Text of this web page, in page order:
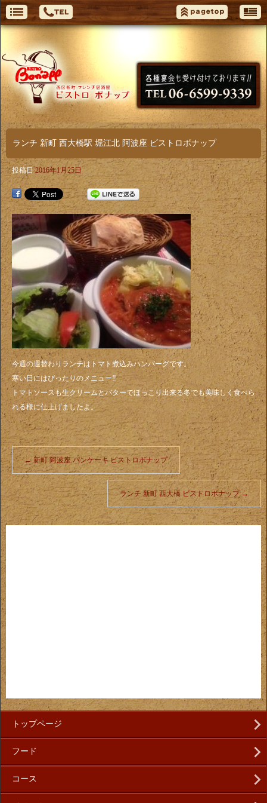
ランチ 新町 西大橋駅 堀江北 阿波座 ビストロボナップ
投稿日 2016年1月25日
今週の週替わりランチはトマト煮込みハンバーグです。
寒い日にはぴったりのメニュー‼️
トマトソースも生クリームとバターでほっこり出来る冬でも美味しく食べら
れる様に仕上げましたよ。
← 新町 阿波座 パンケーキ ビストロボナップ
ランチ 新町 西大橋 ビストロボナップ →
トップページ
フード
コース